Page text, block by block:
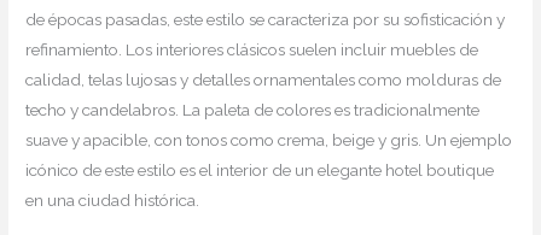
de épocas pasadas, este estilo se caracteriza por su sofisticación y
refinamiento. Los interiores clásicos suelen incluir muebles de
calidad, telas lujosas y detalles ornamentales como molduras de
techo y candelabros. La paleta de colores es tradicionalmente
suave y apacible, con tonos como crema, beige y gris. Un ejemplo
icónico de este estilo es el interior de un elegante hotel boutique
en una ciudad histórica.